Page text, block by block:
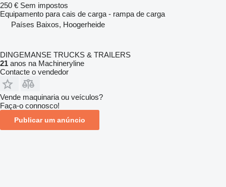
250 € Sem impostos
Equipamento para cais de carga - rampa de carga
Países Baixos, Hoogerheide
DINGEMANSE TRUCKS & TRAILERS
21 anos na Machineryline
Contacte o vendedor
Vende maquinaria ou veículos?
Faça-o connosco!
Publicar um anúncio